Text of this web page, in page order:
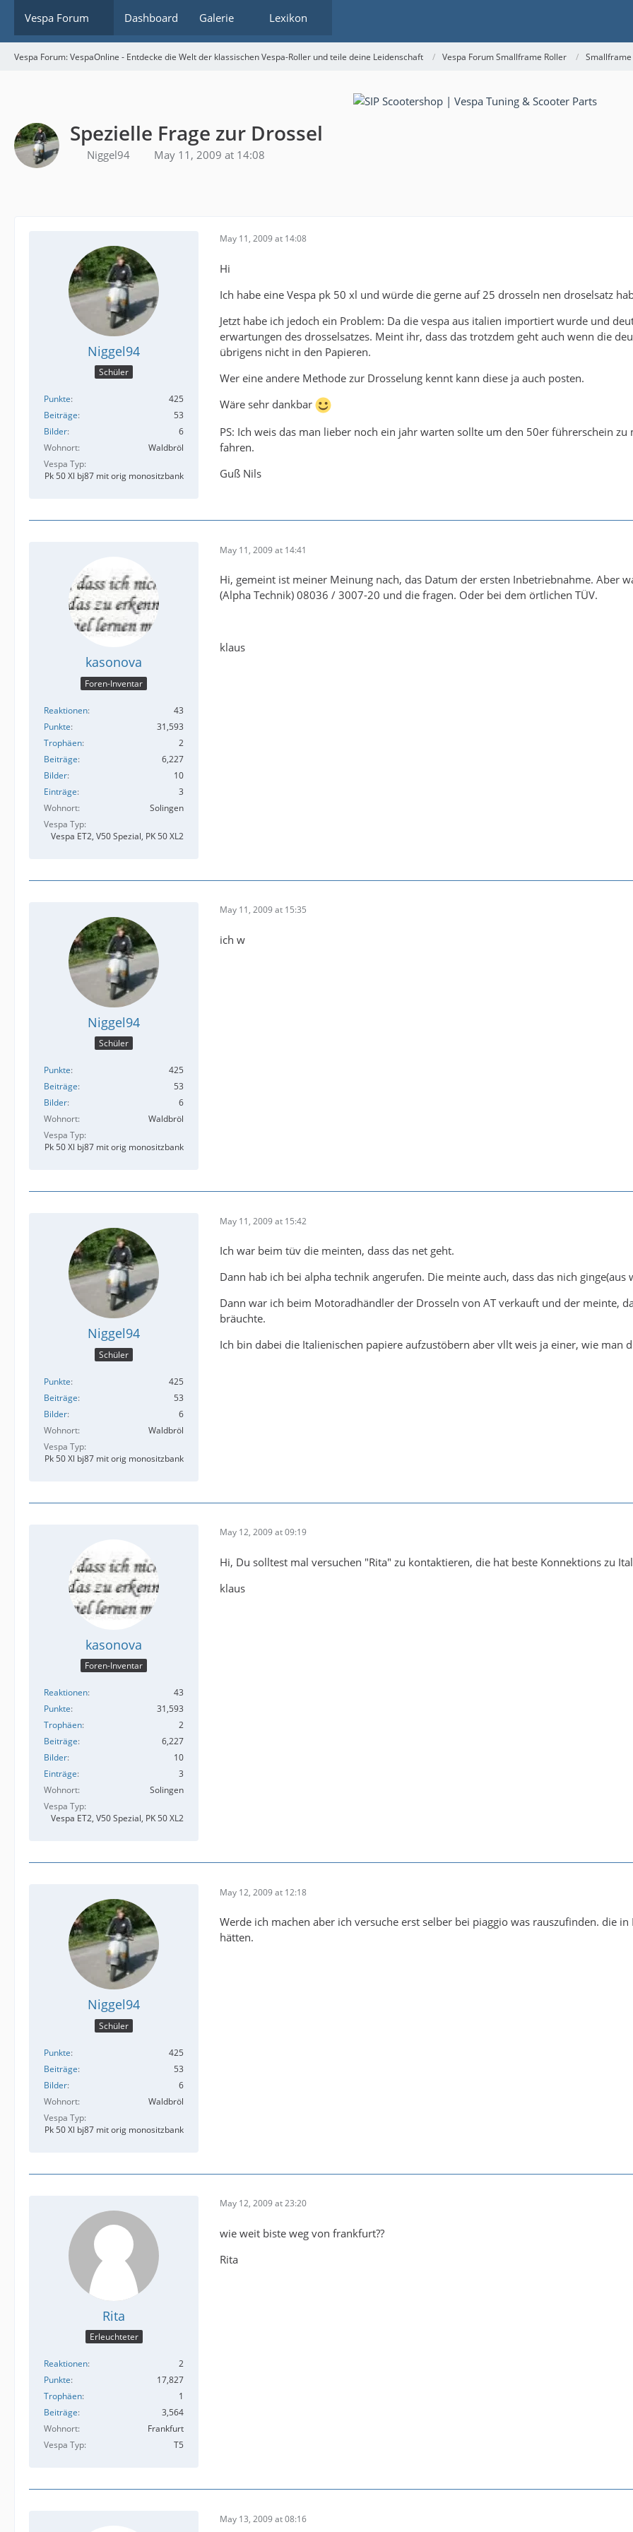
Vespa Forum Dashboard Galerie Lexikon
Vespa Forum: VespaOnline - Entdecke die Welt der klassischen Vespa-Roller und teile deine Leidenschaft Vespa Forum Smallframe Roller
Spezielle Frage zur Drossel
Niggel94 May 11, 2009 at 14:08
Niggel94
Schüler
Punkte
425
Beiträge
53
Bilder
6
Wohnort
Waldbröl
Vespa Typ
Pk 50 Xl bj87 mit orig monositzbank
May 11, 2009 at 14:08
Hi
Ich habe eine Vespa pk 50 xl und würde die gerne auf 25 drosseln nen droselsatz
Jetzt habe ich jedoch ein Problem: Da die vespa aus italien importiert wurde und
erwartungen des drosselsatzes. Meint ihr, dass das trotzdem geht auch wenn die
übrigens nicht in den Papieren.
Wer eine andere Methode zur Drosselung kennt kann diese ja auch posten.
Wäre sehr dankbar
PS: Ich weis das man lieber noch ein jahr warten sollte um den 50er führerschein
fahren.
Guß Nils
kasonova
Foren-Inventar
Reaktionen
43
Punkte
31,593
Trophäen
2
Beiträge
6,227
Bilder
10
Einträge
3
Wohnort
Solingen
Vespa Typ
Vespa ET2, V50 Spezial, PK 50 XL2
May 11, 2009 at 14:41
Hi, gemeint ist meiner Meinung nach, das Datum der ersten Inbetriebnahme. Aber
(Alpha Technik) 08036 / 3007-20 und die fragen. Oder bei dem örtlichen TÜV.
klaus
Niggel94
Schüler
Punkte
425
Beiträge
53
Bilder
6
Wohnort
Waldbröl
Vespa Typ
Pk 50 Xl bj87 mit orig monositzbank
May 11, 2009 at 15:35
ich w
Niggel94
Schüler
Punkte
425
Beiträge
53
Bilder
6
Wohnort
Waldbröl
Vespa Typ
Pk 50 Xl bj87 mit orig monositzbank
May 11, 2009 at 15:42
Ich war beim tüv die meinten, dass das net geht.
Dann hab ich bei alpha technik angerufen. Die meinte auch, dass das nich
Dann war ich beim Motoradhändler der Drosseln von AT verkauft und der meinte,
bräuchte.
Ich bin dabei die Italienischen papiere aufzustöbern aber vllt weis ja einer, wie man
kasonova
Foren-Inventar
Reaktionen
43
Punkte
31,593
Trophäen
2
Beiträge
6,227
Bilder
10
Einträge
3
Wohnort
Solingen
Vespa Typ
Vespa ET2, V50 Spezial, PK 50 XL2
May 12, 2009 at 09:19
Hi, Du solltest mal versuchen "Rita" zu kontaktieren, die hat beste Konnektions zu
klaus
Niggel94
Schüler
Punkte
425
Beiträge
53
Bilder
6
Wohnort
Waldbröl
Vespa Typ
Pk 50 Xl bj87 mit orig monositzbank
May 12, 2009 at 12:18
Werde ich machen aber ich versuche erst selber bei piaggio was rauszufinden. die
hätten.
Rita
Erleuchteter
Reaktionen
2
Punkte
17,827
Trophäen
1
Beiträge
3,564
Wohnort
Frankfurt
Vespa Typ
T5
May 12, 2009 at 23:20
wie weit biste weg von frankfurt??
Rita
May 13, 2009 at 08:16